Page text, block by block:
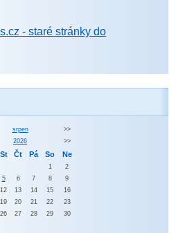
- staré stránky do
srpen
>>
2026 >>
St Čt Pá So Ne
1
2
5 6 7 8
9
12 13 14 15
16
19 20 21 22
23
26 27 28 29
30